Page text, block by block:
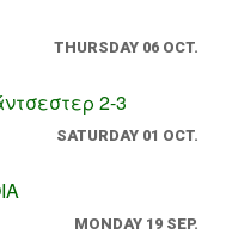
THURSDAY 06 OCT.
2-3
SATURDAY 01 OCT.
MONDAY 19 SEP.